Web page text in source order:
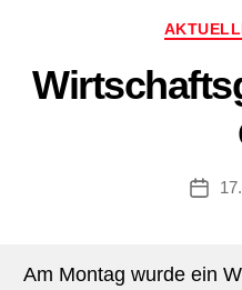
Am Montag wurde ein